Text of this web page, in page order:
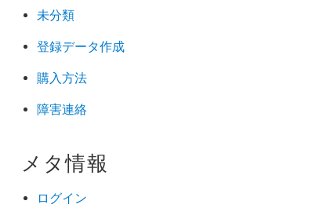
未分類
登録データ作成
購入方法
障害連絡
メタ情報
ログイン